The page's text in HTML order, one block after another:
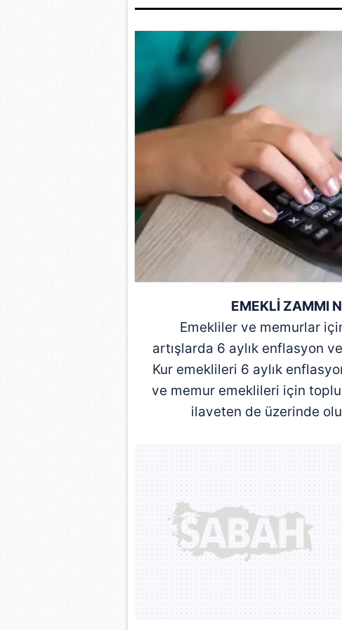
mevzuata uygun olarak kullanılan
EMEKLİ ZAMMI
Emekliler ve memurlar
artışlarda 6 aylık enflasyon
Kur emeklileri 6 aylık
ve memur emeklileri için toplu
ilaveten de üzerinde